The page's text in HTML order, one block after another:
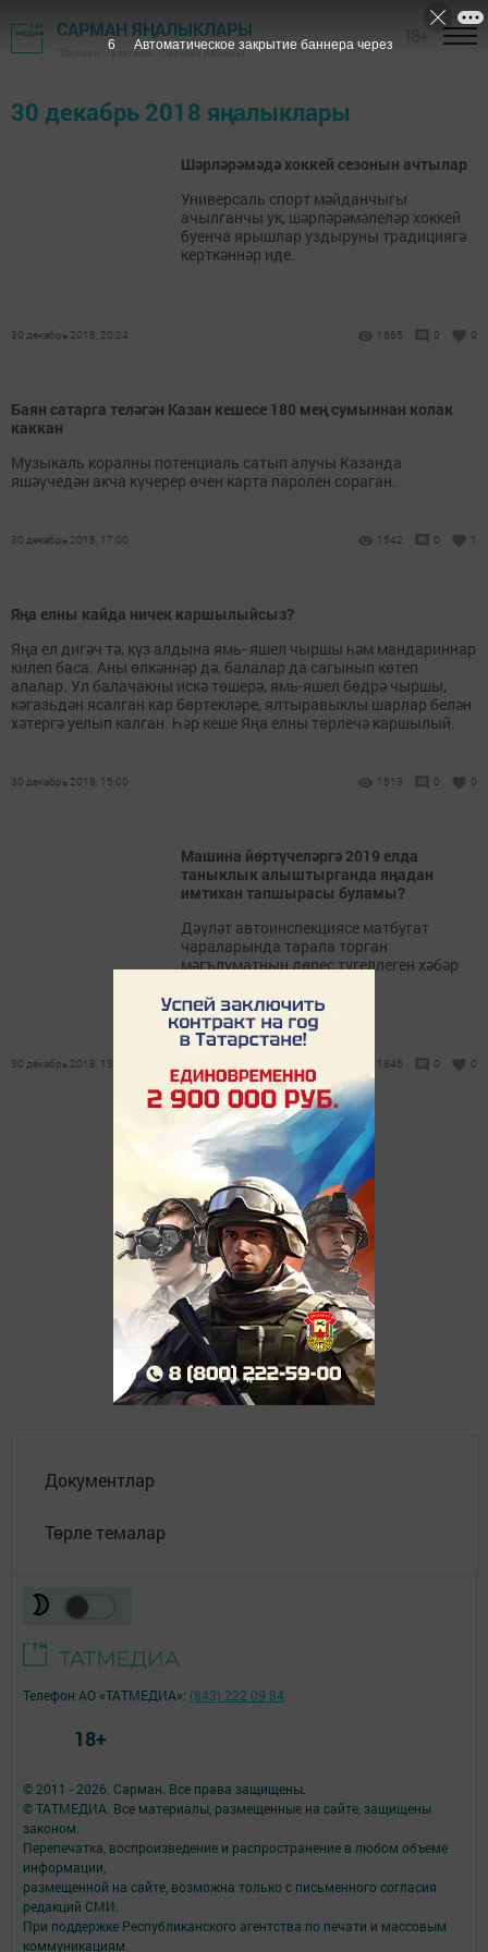
САРМАН ЯҢАЛЫКЛАРЫ
"Сарман" газетасы - Сарман районы
30 декабрь 2018 яңалыклары
Шәрләрәмәдә хоккей сезонын ачтылар
Универсаль спорт мәйданчыгы
ачылганчы ук, шәрләрәмәлеләр хоккей
буенча ярышлар уздыруны традициягә
керткәннәр иде.
30 декабрь 2018, 20:24 1665 0 0
Баян сатарга теләгән Казан кешесе 180 мең сумыннан колак
каккан
Музыкаль коралны потенциаль сатып алучы Казанда
яшәүчедән акча күчерер өчен карта паролен сораган.
30 декабрь 2018, 17:00 1542 0 1
Яңа елны кайда ничек каршылыйсыз?
Яңа ел дигәч тә, күз алдына ямь- яшел чыршы һәм мандариннар
килеп баса. Аны өлкәннәр дә, балалар да сагынып көтеп
алалар. Ул балачакны искә төшерә, ямь-яшел бөдрә чыршы,
кәгазьдән ясалган кар бөртекләре, ялтыравыклы шарлар белән
хәтергә уелып калган. Һәр кеше Яңа елны төрлечә каршылый.
30 декабрь 2018, 15:00 1513 0 0
Машина йөртүчеләргә 2019 елда
таныклык алыштырганда яңадан
имтихан тапшырасы буламы?
Дәүләт автоинспекциясе матбугат
чараларында тарала торган
мәгълүматның дөрес түгеллеген хәбәр
30 декабрь 2018, 13:00 1845 0 0
Документлар
Төрле темалар
© 2011 - 2026. Сарман. Все права защищены.
© ТАТМЕДИА. Все материалы, размещенные на сайте, защищены
законом.
Перепечатка, воспроизведение и распространение в любом объеме
информации,
размещенной на сайте, возможна только с письменного согласия
редакций СМИ.
При поддержке Республиканского агентства по печати и массовым
коммуникациям.
Телефон АО «ТАТМЕДИА»: (843) 222 09 84
18+
6 Автоматическое закрытие баннера через